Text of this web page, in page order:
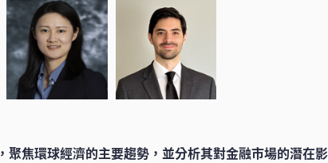
聚焦環球經濟的主要趨勢，並分析其對金融市場的潛在影